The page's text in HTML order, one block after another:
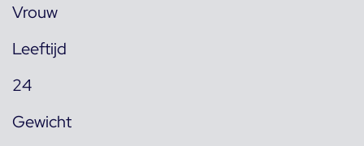
Vrouw
Leeftijd
24
Gewicht